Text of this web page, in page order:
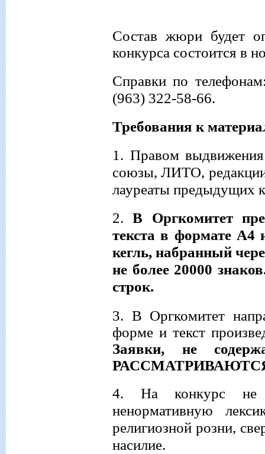
Состав жюри будет
конкурса состоится в
Справки по
(963) 322-58-66.
Требования к
1. Правом выдвижения
союзы, ЛИТО, редакции
лауреаты предыдущих
2. В Оргкомитет
текста в формате
кегль, набранный
не более 20000
строк.
3. В Оргкомитет
форме и текст
Заявки, не
4.
На конкурс не
ненормативную
религиозной розни,
насилие.